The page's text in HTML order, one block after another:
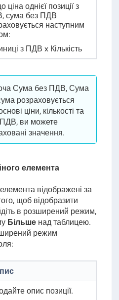
ціна однієї позиції з
сума без ПДВ
наступним
з ПДВ x Кількість
Сума без ПДВ, Сума
розраховується
ціни, кількості та
ПДВ, ви можете
значення.
елемента
відображені за
щоб відобразити
в розширений режим,
Більшенад таблицею.
режим
опис позиції.